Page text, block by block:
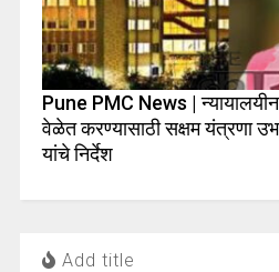
Pune PMC News |
वेळेत करण्यासाठी सक्षम यंत्रणा
यांचे निर्देश
Add title